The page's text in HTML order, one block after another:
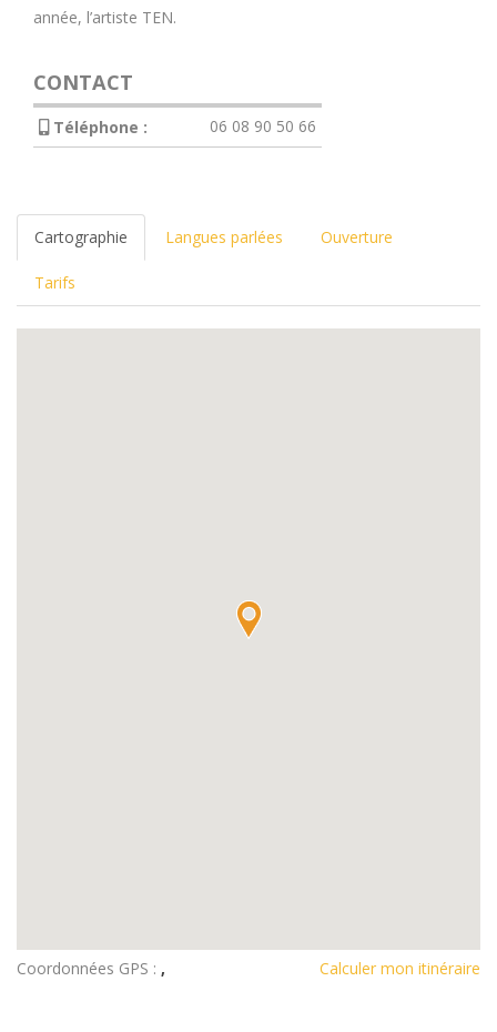
année, l’artiste TEN.
CONTACT
Téléphone : 06 08 90 50 66
Cartographie Langues parlées Ouverture
Tarifs
Coordonnées GPS : , Calculer mon itinéraire